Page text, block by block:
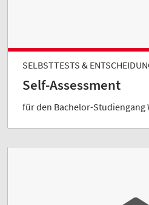
SELBSTTESTS &
Self-Assessment
für den Bachelor-Studiengang